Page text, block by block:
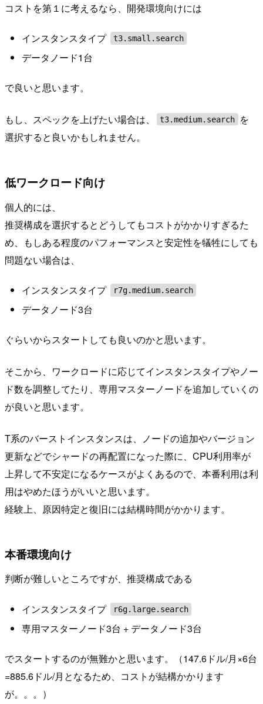
コストを第１に考えるなら、開発環境向けには
インスタンスタイプ t3.small.search
データノード1台
で良いと思います。
もし、スペックを上げたい場合は、 t3.medium.search
を
選択すると良いかもしれません。
低ワークロード向け
個人的には、
推奨構成を選択するとどうしてもコストがかかりすぎるた
め、もしある程度のパフォーマンスと安定性を犠牲にしても
問題ない場合は、
インスタンスタイプ r7g.medium.search
データノード3台
ぐらいからスタートしても良いのかと思います。
そこから、ワークロードに応じてインスタンスタイプやノー
ド数を調整してたり、専用マスターノードを追加していくの
が良いと思います。
T系のバーストインスタンスは、ノードの追加やバージョン
更新などでシャードの再配置になった際に、CPU利用率が
上昇して不安定になるケースがよくあるので、本番利用は利
用はやめたほうがいいと思います。
経験上、原因特定と復旧には結構時間がかかります。
本番環境向け
判断が難しいところですが、推奨構成である
インスタンスタイプ r6g.large.search
専用マスターノード3台 + データノード3台
でスタートするのが無難かと思います。（147.6ドル/月×6台
=885.6ドル/月となるため、コストが結構かかります
が。。。）